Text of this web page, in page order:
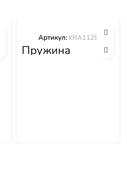
Пружина
KRA1129
Артикул: KRA1129